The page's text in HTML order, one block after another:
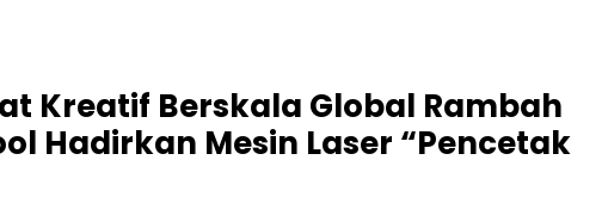
Kreatif Berskala Global Rambah
Hadirkan Mesin Laser “Pencetak